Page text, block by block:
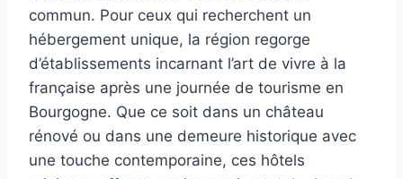
commun. Pour ceux qui recherchent un
hébergement unique, la région regorge
d’établissements incarnant l’art de vivre à la
française après une journée de tourisme en
Bourgogne. Que ce soit dans un château
rénové ou dans une demeure historique avec
une touche contemporaine, ces hôtels